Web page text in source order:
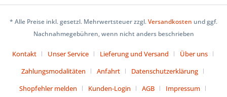
* Alle Preise inkl. gesetzl. Mehrwertsteuer zzgl.Versandkosten und ggf.
Nachnahmegebühren, wenn nicht anders beschrieben
Kontakt Unser Service Lieferung und Versand
Über uns
Zahlungsmodalitäten
Anfahrt
Datenschutzerklärung
Shopfehler melden
Kunden-Login AGB Impressum